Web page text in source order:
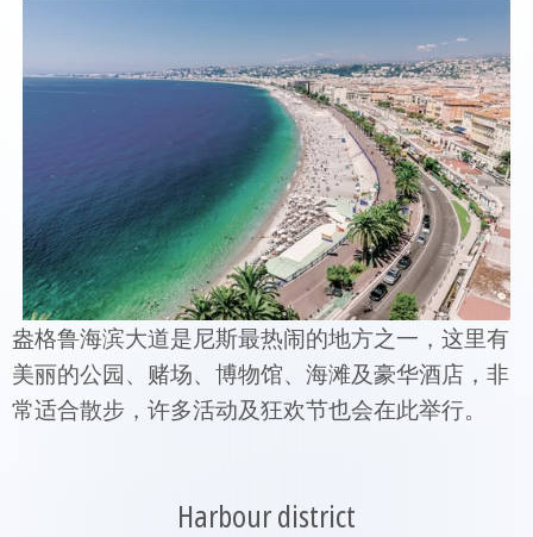
盎格鲁海滨大道是尼斯最热闹的地方之一，这里有
美丽的公园、赌场、博物馆、海滩及豪华酒店，非
常适合散步，许多活动及狂欢节也会在此举行。
Harbour district